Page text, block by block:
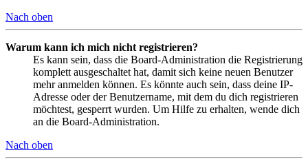
Nach oben
Warum kann ich mich nicht registrieren?
Es kann sein, dass die Board-Administration die Registrierung
komplett ausgeschaltet hat, damit sich keine neuen Benutzer
mehr anmelden können. Es könnte auch sein, dass deine IP-
Adresse oder der Benutzername, mit dem du dich registrieren
möchtest, gesperrt wurden. Um Hilfe zu erhalten, wende dich
an die Board-Administration.
Nach oben